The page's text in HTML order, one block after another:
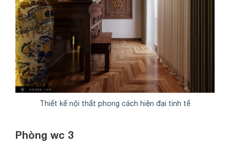
Thiết kế nội thất phong cách hiện đại tinh tế
Phòng wc 3